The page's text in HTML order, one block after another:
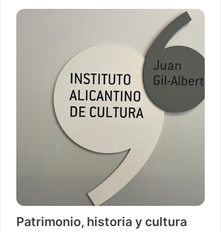
Patrimonio, historia y cultura